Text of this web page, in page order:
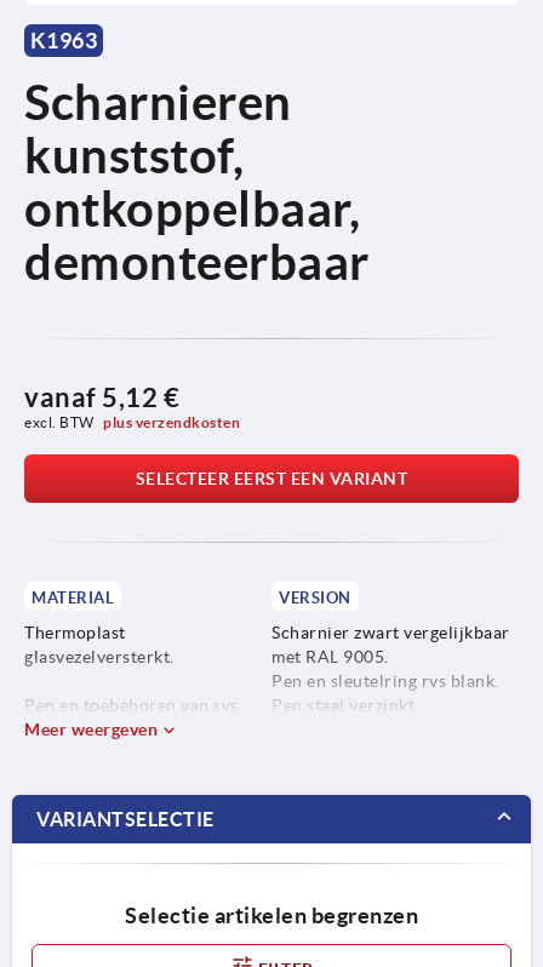
K1963
Scharnieren
kunststof,
ontkoppelbaar,
demonteerbaar
vanaf 5,12 €
excl. BTW plus verzendkosten
SELECTEER EERST EEN VARIANT
MATERIAL
Thermoplast
glasvezelversterkt.
Pen en toebehoren van rvs
1.4305.
Pen van staal.
VERSION
Scharnier zwart vergelijkbaar
met RAL 9005.
Pen en sleutelring rvs blank.
Pen staal verzinkt.
Meer weergeven
VARIANTSELECTIE
Selectie artikelen begrenzen